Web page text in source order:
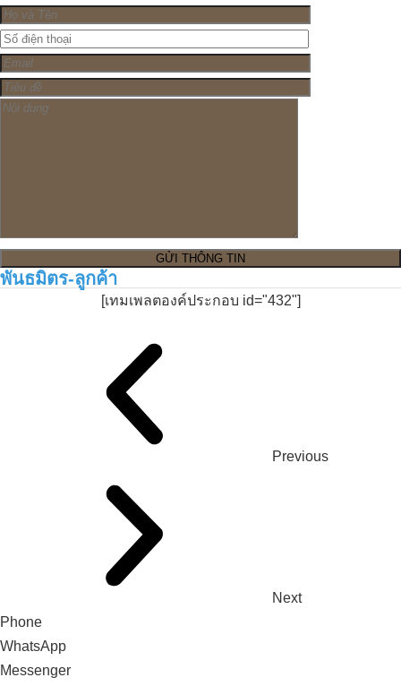
พันธมิตร-ลูกค้า
[เทมเพลตองค์ประกอบ id="432"]
Previous
Next
Phone
WhatsApp
Messenger